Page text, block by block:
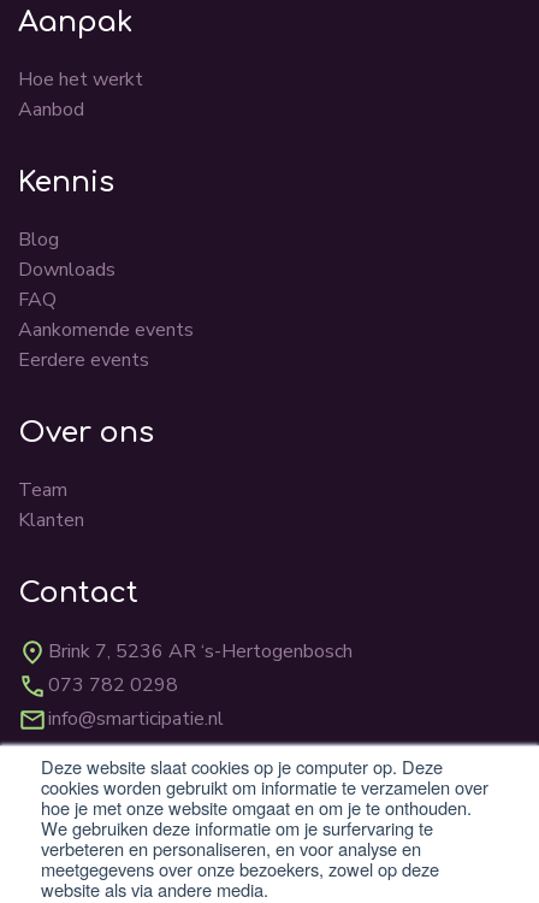
Deze website slaat cookies op je computer op. Deze
cookies worden gebruikt om informatie te verzamelen over
hoe je met onze website omgaat en om je te onthouden.
We gebruiken deze informatie om je surfervaring te
verbeteren en personaliseren, en voor analyse en
meetgegevens over onze bezoekers, zowel op deze
website als via andere media.
Aanpak
Hoe het werkt
Aanbod
Kennis
Blog
Downloads
FAQ
Aankomende events
Eerdere events
Over ons
Team
Klanten
Contact
Brink 7, 5236 AR ‘s-Hertogenbosch
073 782 0298
info@smarticipatie.nl
BTW: NL862824059B01
KvK: 83310231